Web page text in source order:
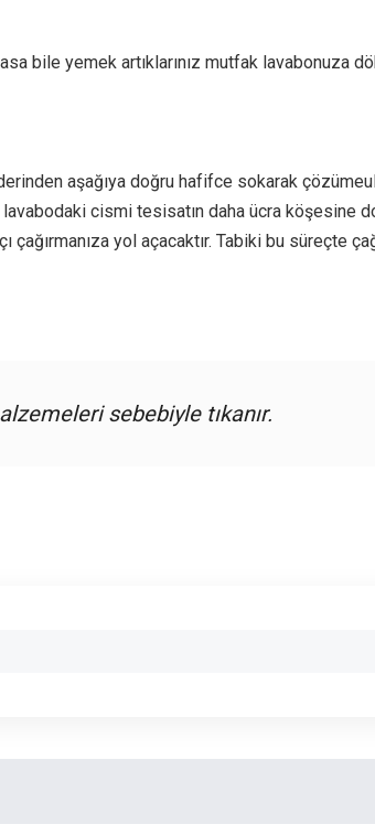
bile yemek artıklarınız mutfak lavabonuza
aşağıya doğru hafifce sokarak
cismi tesisatın daha ücra köşesine
yol açacaktır. Tabiki bu süreçte
sebebiyle tıkanır.